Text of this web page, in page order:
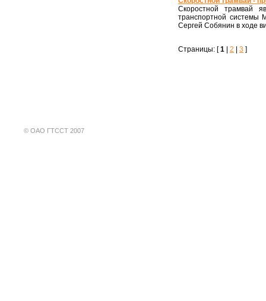
Скоростной трамвай
транспортной системы
Сергей Собянин в ходе
Страницы: [1 2 3 ]
© ОАО ГТССТ 2007